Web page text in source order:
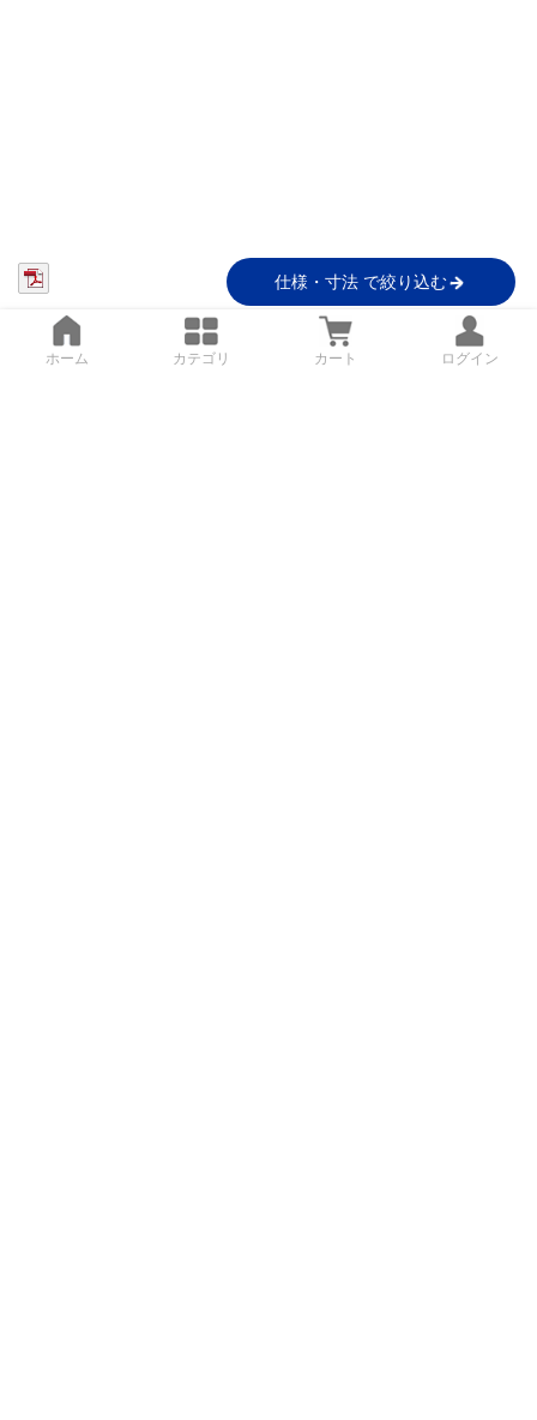
仕様・寸法 で絞り込む
ホーム カテゴリ カート ログイン